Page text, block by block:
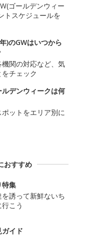
ゴールデンウィー
トスケジュールを
)のGWはいつから
関の対応など、気
チェック
デンウィークは何
ットをエリア別に
おすすめ
特集
誘って新鮮ないち
こう
イド